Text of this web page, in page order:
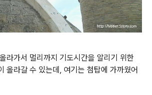
라가서 멀리까지 기도시간을 알리기 위한
올라갈 수 있는데, 여기는 첨탑에 가까웠어